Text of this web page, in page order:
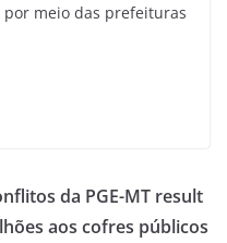
meio das prefeituras
da PGE-MT result
aos cofres públicos